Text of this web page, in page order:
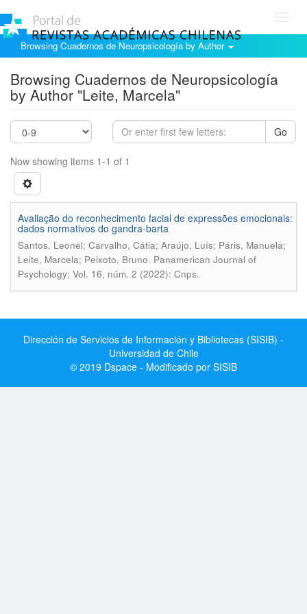
Browsing Cuadernos de Neuropsicología by Author
Browsing Cuadernos de Neuropsicología
by Author "Leite, Marcela"
Go
Now showing items 1-1 of 1
Avaliação do reconhecimento facial de expressões emocionais:
dados normativos do gandra-barta
Santos, Leonel; Carvalho, Cátia; Araújo, Luís; Páris, Manuela;
Leite, Marcela; Peixoto, Bruno. Panamerican Journal of
Psychology; Vol. 16, núm. 2 (2022): Cnps.
Dirección de Servicios de Información y Bibliotecas (SISIB) -
Universidad de Chile
© 2019 Dspace - Modificado por SISIB